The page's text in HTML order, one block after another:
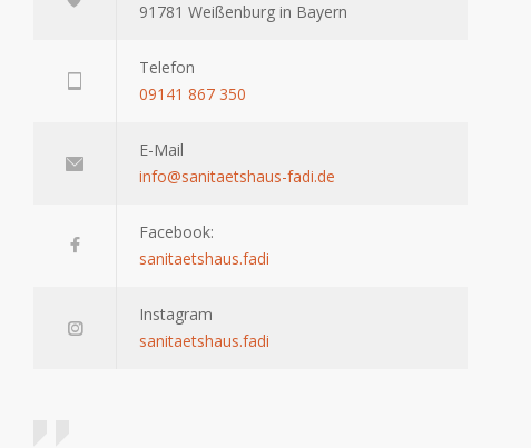
91781 Weißenburg in Bayern
Telefon
09141 867 350
E-Mail
info@sanitaetshaus-fadi.de
Facebook:
sanitaetshaus.fadi
Instagram
sanitaetshaus.fadi